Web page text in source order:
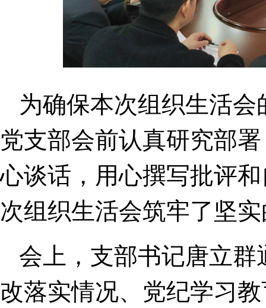
为确保本次组织生活
党支部会前认真研究部
心谈话，用心撰写批评
次组织生活会筑牢了坚
会上，支部书记唐立群
改落实情况、党纪学习